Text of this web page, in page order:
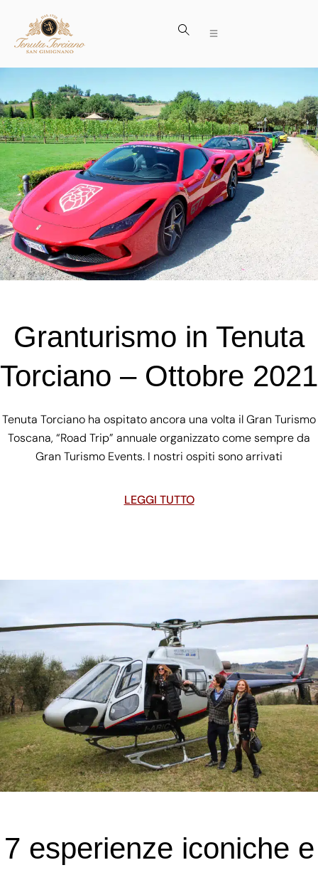
Granturismo in Tenuta
Torciano – Ottobre 2021
Tenuta Torciano ha ospitato ancora una volta il Gran Turismo
Toscana, “Road Trip” annuale organizzato come sempre da
Gran Turismo Events. I nostri ospiti sono arrivati
LEGGI TUTTO
7 esperienze iconiche e